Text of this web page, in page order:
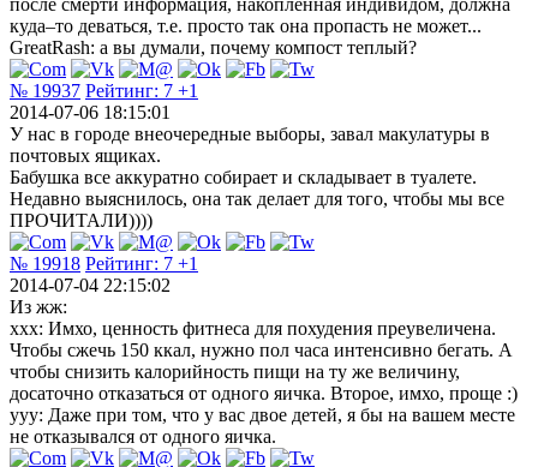
куда–то деваться, т.е. просто так она пропасть не может...
GreatRash: а вы думали, почему компост теплый?
№ 19937 Рейтинг: 7 +1
2014-07-06 18:15:01
У нас в городе внеочередные выборы, завал макулатуры в
почтовых ящиках.
Бабушка все аккуратно собирает и складывает в туалете.
Недавно выяснилось, она так делает для того, чтобы мы все
ПРОЧИТАЛИ))))
№ 19918 Рейтинг: 7 +1
2014-07-04 22:15:02
Из жж:
xxx: Имхо, ценность фитнеса для похудения преувеличена.
Чтобы сжечь 150 ккал, нужно пол часа интенсивно бегать. А
чтобы снизить калорийность пищи на ту же величину,
досаточно отказаться от одного яичка. Второе, имхо, проще :)
yyy: Даже при том, что у вас двое детей, я бы на вашем месте
не отказывался от одного яичка.